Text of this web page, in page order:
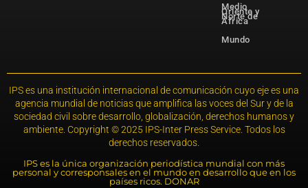
Medio
Oriente y
Norte de
África
Mundo
IPS es una institución internacional de comunicación cuyo eje es una
agencia mundial de noticias que amplifica las voces del Sur y de la
sociedad civil sobre desarrollo, globalización, derechos humanos y
ambiente. Copyright © 2025 IPS-Inter Press Service. Todos los
derechos reservados.
IPS es la única organización periodística mundial con más
personal y corresponsales en el mundo en desarrollo que en los
países ricos. DONAR